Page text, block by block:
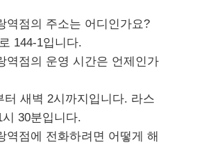
역점의 주소는 어디인가요?
144-1입니다.
역점의 운영 시간은 언제인가
터 새벽 2시까지입니다. 라스
30분입니다.
역점에 전화하려면 어떻게 해